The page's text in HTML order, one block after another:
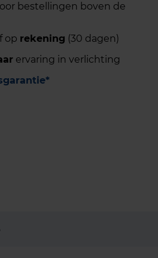
bestellingen boven de
op rekening (30 dagen)
ervaring in verlichting